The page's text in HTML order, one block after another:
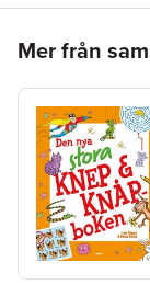
Mer från